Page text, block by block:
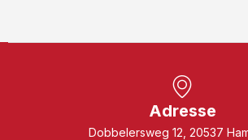
Adresse
Dobbelersweg 12, 20537